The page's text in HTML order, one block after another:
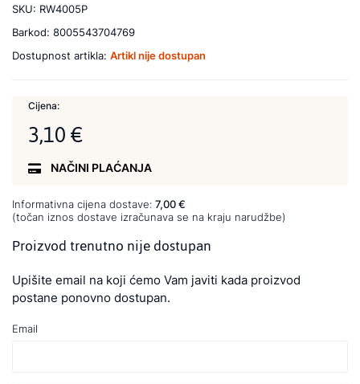
SKU: RW4005P
Barkod: 8005543704769
Dostupnost artikla: Artikl nije dostupan
Cijena:
3,10 €
NAČINI PLAĆANJA
Informativna cijena dostave: 7,00 €
(točan iznos dostave izračunava se na kraju narudžbe)
Proizvod trenutno nije dostupan
Upišite email na koji ćemo Vam javiti kada proizvod
postane ponovno dostupan.
Email